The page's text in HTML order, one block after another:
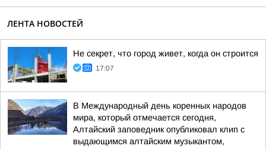
ЛЕНТА НОВОСТЕЙ
Не секрет, что город живет, когда он строится
17:07
В Международный день коренных народов
мира, который отмечается сегодня,
Алтайский заповедник опубликовал клип с
выдающимся алтайским музыкантом,